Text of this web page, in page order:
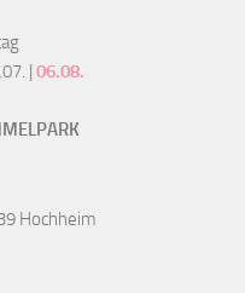
| 06.08.
Hochheim